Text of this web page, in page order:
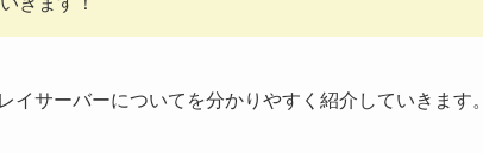
イサーバーについてを分かりやすく紹介していきます。